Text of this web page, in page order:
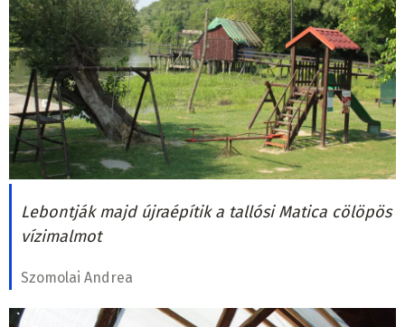
Lebontják majd újraépítik a tallósi Matica cölöpös
vízimalmot
Szomolai Andrea